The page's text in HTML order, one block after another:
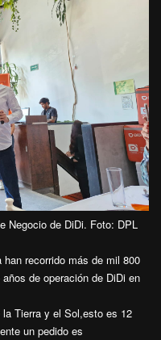
Negocio de DiDi. Foto: DPL
recorrido más de mil 800
de operación de DiDi en
Tierra y el Sol,esto es 12
un pedido es